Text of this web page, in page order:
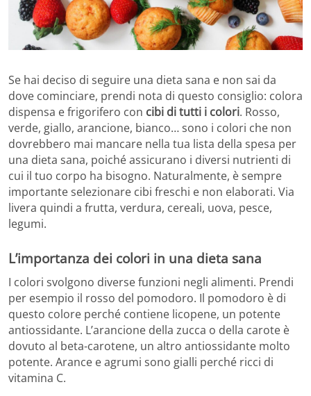
Se hai deciso di seguire una dieta sana e non sai da
dove cominciare, prendi nota di questo consiglio: colora
dispensa e frigorifero con cibi di tutti i colori. Rosso,
verde, giallo, arancione, bianco… sono i colori che non
dovrebbero mai mancare nella tua lista della spesa per
una dieta sana, poiché assicurano i diversi nutrienti di
cui il tuo corpo ha bisogno. Naturalmente, è sempre
importante selezionare cibi freschi e non elaborati. Via
livera quindi a frutta, verdura, cereali, uova, pesce,
legumi.
L’importanza dei colori in una dieta sana
I colori svolgono diverse funzioni negli alimenti. Prendi
per esempio il rosso del pomodoro. Il pomodoro è di
questo colore perché contiene licopene, un potente
antiossidante. L’arancione della zucca o della carote è
dovuto al beta-carotene, un altro antiossidante molto
potente. Arance e agrumi sono gialli perché ricci di
vitamina C.